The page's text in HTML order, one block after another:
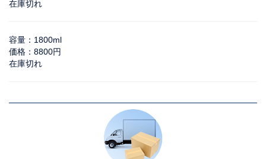
在庫切れ
容量：1800ml
価格：8800円
在庫切れ